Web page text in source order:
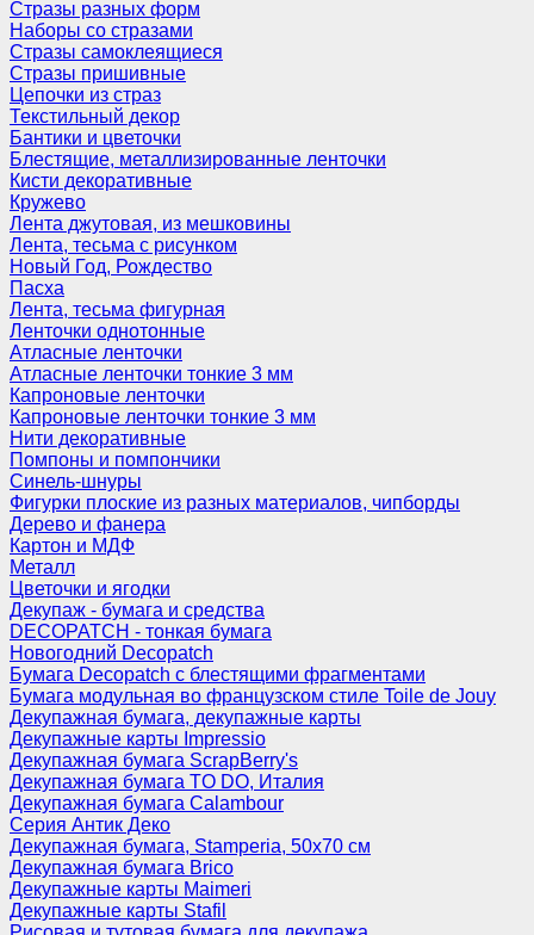
Стразы разных форм
Наборы со стразами
Стразы самоклеящиеся
Стразы пришивные
Цепочки из страз
Текстильный декор
Бантики и цветочки
Блестящие, металлизированные ленточки
Кисти декоративные
Кружево
Лента джутовая, из мешковины
Лента, тесьма с рисунком
Новый Год, Рождество
Пасха
Лента, тесьма фигурная
Ленточки однотонные
Атласные ленточки
Атласные ленточки тонкие 3 мм
Капроновые ленточки
Капроновые ленточки тонкие 3 мм
Нити декоративные
Помпоны и помпончики
Синель-шнуры
Фигурки плоские из разных материалов, чипборды
Дерево и фанера
Картон и МДФ
Металл
Цветочки и ягодки
Декупаж - бумага и средства
DECOPATCH - тонкая бумага
Новогодний Decopatch
Бумага Decopatch с блестящими фрагментами
Бумага модульная во французском стиле Toile de Jouy
Декупажная бумага, декупажные карты
Декупажные карты Impressio
Декупажная бумага ScrapBerry's
Декупажная бумага TO DO, Италия
Декупажная бумага Calambour
Серия Антик Деко
Декупажная бумага, Stamperia, 50х70 см
Декупажная бумага Brico
Декупажные карты Maimeri
Декупажные карты Stafil